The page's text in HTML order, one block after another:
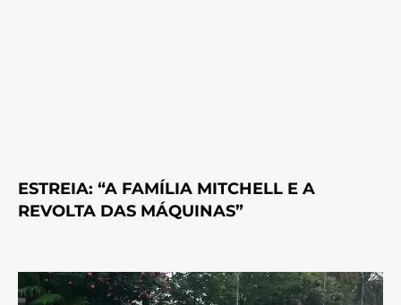
ESTREIA: “A FAMÍLIA MITCHELL E A
REVOLTA DAS MÁQUINAS”